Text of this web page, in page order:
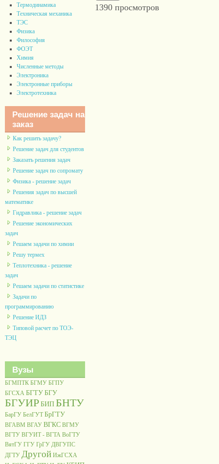
Термодинамика
Техническая механика
ТЭС
Физика
Философия
ФОЭТ
Химия
Численные методы
Электроника
Электронные приборы
Электротехника
Решение задач на
заказ
Как решить задачу?
Решение задач для студентов
Заказать решения задач
Решение задач по сопромату
Физика - решение задач
Решения задач по высшей
математике
Гидравлика - решение задач
Решение экономических
задач
Решаем задачи по химии
Решу термех
Теплотехника - решение
задач
Решаем задачи по статистике
Задачи по
программированию
Решение ИДЗ
Типовой расчет по ТОЭ-
ТЭЦ
Вузы
БГМПТК БГМУ БГПУ
БГСХА БГТУБГУ
БГУИРБИПБНТУ
БарГУ БелГУТ БрГТУ
ВГАВМ ВГАУ ВГКС ВГМУ
ВГТУ ВГУИТ - ВГТА ВоГТУ
ВятГУ ГГУ ГрГУ ДВГУПС
ДГТУ Другой ИжГСХА
1390 просмотров